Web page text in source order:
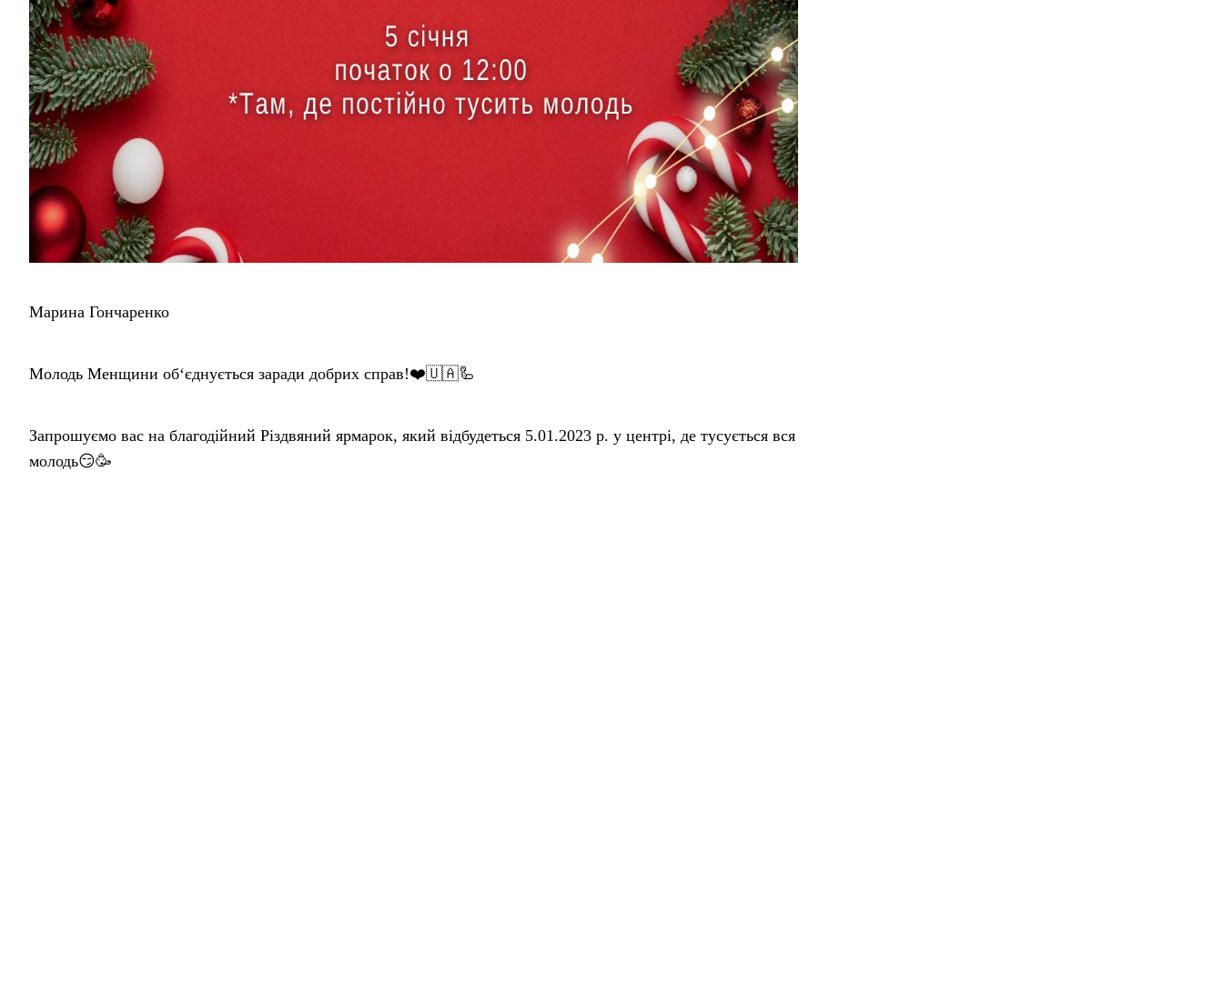
Марина Гончаренко
Молодь Менщини об‘єднується заради добрих справ!❤️🇺🇦🦾
Запрошуємо вас на благодійний Різдвяний ярмарок, який відбудеться 5.01.2023 р. у центрі, де тусується вся
молодь😏🥳